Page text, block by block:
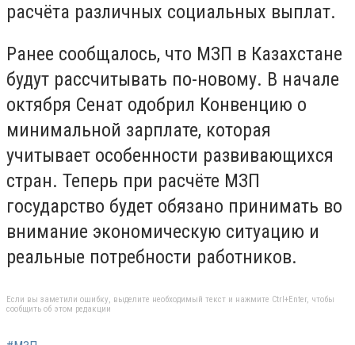
расчёта различных социальных выплат.
Ранее сообщалось, что МЗП в Казахстане
будут рассчитывать по-новому. В начале
октября Сенат одобрил Конвенцию о
минимальной зарплате, которая
учитывает особенности развивающихся
стран. Теперь при расчёте МЗП
государство будет обязано принимать во
внимание экономическую ситуацию и
реальные потребности работников.
Если вы заметили ошибку, выделите необходимый текст и нажмите Ctrl+Enter, чтобы
сообщить об этом редакции